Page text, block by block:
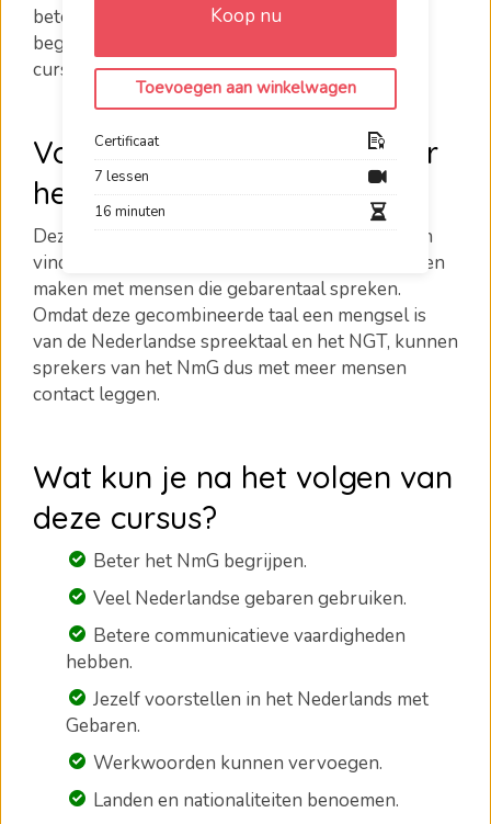
Koop nu
Toevoegen aan winkelwagen
Certificaat
7 lessen
16 minuten
betekent daarom dat meer mensen kunnen
begrijpen wat je zegt of gebaart. Je leert in deze
cursus van de experts van1.2.Communicate!
Voor wie is deze cursus over
het NmG?
Deze cursus is geschikt voor mensen die het fijn
vinden om te leren gebaren en zo contact kunnen
maken met mensen die gebarentaal spreken.
Omdat deze gecombineerde taal een mengsel is
van de Nederlandse spreektaal en het NGT, kunnen
sprekers van het NmG dus met meer mensen
contact leggen.
Wat kun je na het volgen van
deze cursus?
Beter het NmG begrijpen.
Veel Nederlandse gebaren gebruiken.
Betere communicatieve vaardigheden
hebben.
Jezelf voorstellen in het Nederlands met
Gebaren.
Werkwoorden kunnen vervoegen.
Landen en nationaliteiten benoemen.